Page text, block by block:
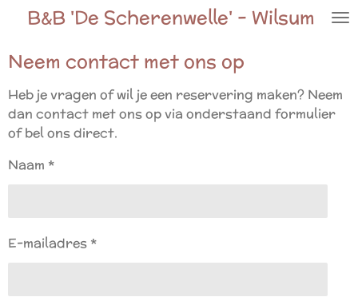
naar
hoofdinhoud
B&B 'De Scherenwelle' - Wilsum
Neem contact met ons op
Heb je vragen of wil je een reservering maken? Neem
dan contact met ons op via onderstaand formulier
of bel ons direct.
Naam *
E-mailadres *